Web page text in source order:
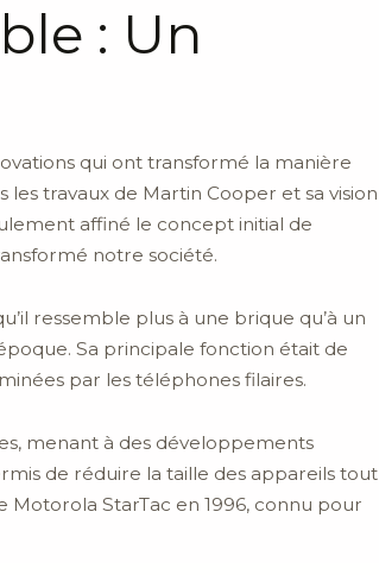
: Un
qui ont transformé la manière
travaux de Martin Cooper et sa vision
affiné le concept initial de
notre société.
ressemble plus à une brique qu’à un
Sa principale fonction était de
par les téléphones filaires.
menant à des développements
de réduire la taille des appareils tout
Motorola StarTac en 1996, connu pour